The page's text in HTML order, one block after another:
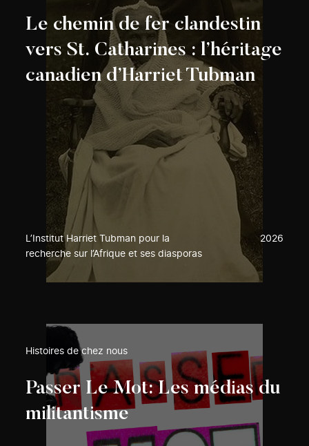
Le chemin de fer clandestin
vers St. Catharines : l’héritage
canadien d’Harriet Tubman
L’Institut Harriet Tubman pour la
recherche sur l’Afrique et ses diasporas
2026
Histoires de chez nous
Passer Le Mot: Les médias du
militantisme